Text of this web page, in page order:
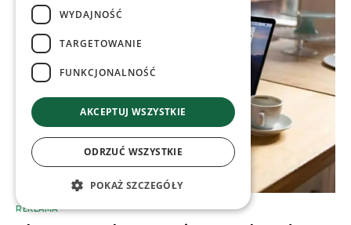
REKLAMA
WYDAJNOŚĆ
TARGETOWANIE
FUNKCJONALNOŚĆ
AKCEPTUJ WSZYSTKIE
ODRZUĆ WSZYSTKIE
POKAŻ SZCZEGÓŁY